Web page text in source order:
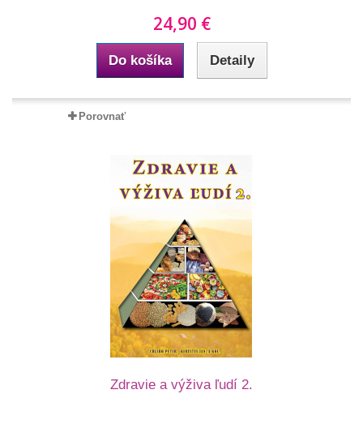
24,90 €
Do košíka Detaily
Porovnať
Zdravie a výživa ľudí 2.